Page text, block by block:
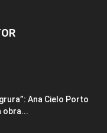
Ana Cielo Porto
obra...